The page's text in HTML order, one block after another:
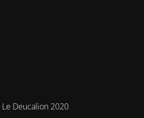
Deucalion 2020